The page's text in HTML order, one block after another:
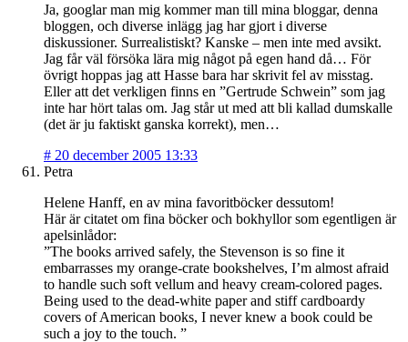
Ja, googlar man mig kommer man till mina bloggar, denna
bloggen, och diverse inlägg jag har gjort i diverse
diskussioner. Surrealistiskt? Kanske – men inte med avsikt.
Jag får väl försöka lära mig något på egen hand då… För
övrigt hoppas jag att Hasse bara har skrivit fel av misstag.
Eller att det verkligen finns en ”Gertrude Schwein” som jag
inte har hört talas om. Jag står ut med att bli kallad dumskalle
(det är ju faktiskt ganska korrekt), men…
# 20 december 2005 13:33
Petra
Helene Hanff, en av mina favoritböcker dessutom!
Här är citatet om fina böcker och bokhyllor som egentligen är
apelsinlådor:
”The books arrived safely, the Stevenson is so fine it
embarrasses my orange-crate bookshelves, I’m almost afraid
to handle such soft vellum and heavy cream-colored pages.
Being used to the dead-white paper and stiff cardboardy
covers of American books, I never knew a book could be
such a joy to the touch. ”